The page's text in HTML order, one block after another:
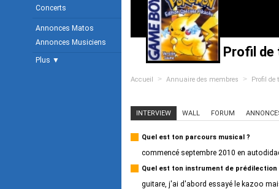
Concerts
Annonces Matos
Annonces Musiciens
Plus ▼
Profil de
Accueil > Annuaire des membres > Profil de
INTERVIEW WALL FORUM
Quel est ton parcours musical ?
commencé septembre 2010 en
Quel est ton instrument de prédilection
guitare, j'ai d'abord essayé le kazoo